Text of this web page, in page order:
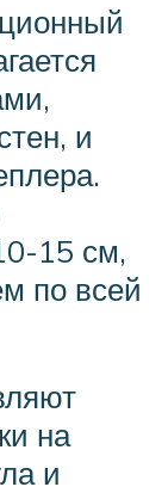
и
15 см,
по всей
на
и